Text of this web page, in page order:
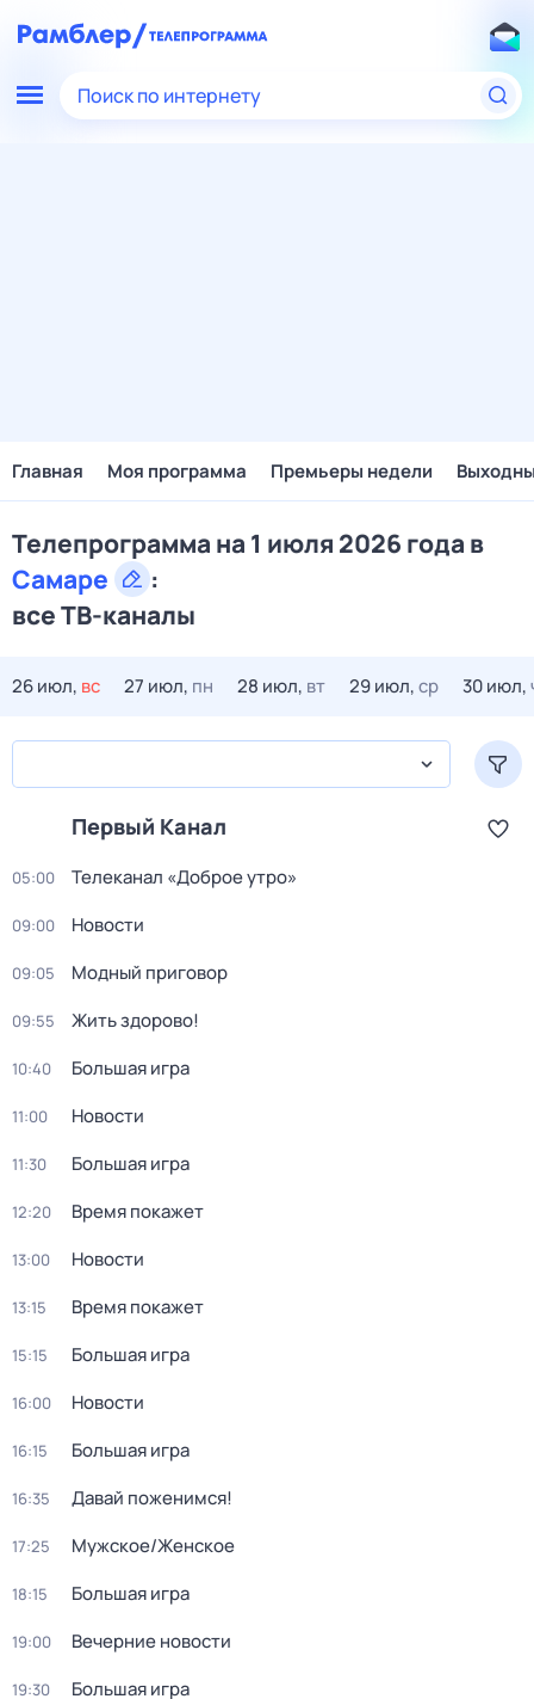
Поиск по интернету
Главная Моя программа Премьеры недели
Телепрограмма на 1 июля 2026 года в
Самаре
:
все ТВ-каналы
26 июл, вс 27 июл, пн 28 июл, вт 29 июл,ср 30 июл,
Первый Канал
05:00 Телеканал «Доброе утро»
09:00 Новости
09:05 Модный приговор
09:55 Жить здорово!
10:40 Большая игра
11:00 Новости
11:30 Большая игра
12:20 Время покажет
13:00 Новости
13:15 Время покажет
15:15 Большая игра
16:00 Новости
16:15 Большая игра
16:35 Давай поженимся!
17:25 Мужское/Женское
18:15 Большая игра
19:00 Вечерние новости
19:30 Большая игра